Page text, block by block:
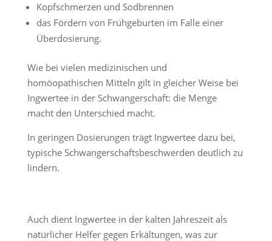
Kopfschmerzen und Sodbrennen
das Fördern von Frühgeburten im Falle einer
Überdosierung.
Wie bei vielen medizinischen und
homöopathischen Mitteln gilt in gleicher Weise bei
Ingwertee in der Schwangerschaft: die Menge
macht den Unterschied macht.
In geringen Dosierungen trägt Ingwertee dazu bei,
typische Schwangerschaftsbeschwerden deutlich zu
lindern.
Auch dient Ingwertee in der kalten Jahreszeit als
natürlicher Helfer gegen Erkältungen, was zur